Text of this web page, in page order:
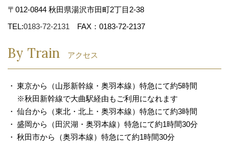
〒012-0844 秋田県湯沢市田町2丁目2-38
TEL:0183-72-2131 FAX：0183-72-2137
By Train アクセス
東京から（山形新幹線・奥羽本線）特急にて約5時間
※秋田新幹線で大曲駅経由もご利用になれます
仙台から（東北・北上・奥羽本線）特急にて約3時間
盛岡から（田沢湖・奥羽本線）特急にて約1時間30分
秋田市から（奥羽本線）特急にて約1時間30分